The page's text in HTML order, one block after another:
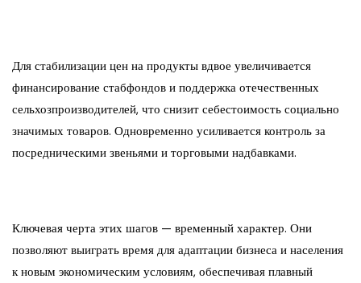
Для стабилизации цен на продукты вдвое увеличивается
финансирование стабфондов и поддержка отечественных
сельхозпроизводителей, что снизит себестоимость социально
значимых товаров. Одновременно усиливается контроль за
посредническими звеньями и торговыми надбавками.
Ключевая черта этих шагов — временный характер. Они
позволяют выиграть время для адаптации бизнеса и населения
к новым экономическим условиям, обеспечивая плавный